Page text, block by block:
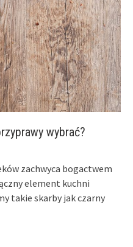
wybrać?
zachwyca bogactwem
element kuchni
takie skarby jak czarny